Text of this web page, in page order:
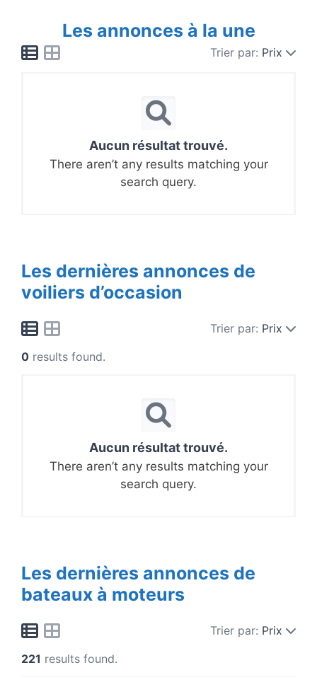
Les annonces à la une
Trier par: Prix
Aucun résultat trouvé.
There aren’t any results matching your
search query.
Les dernières annonces de
voiliers d’occasion
Trier par: Prix
0 results found.
Aucun résultat trouvé.
There aren’t any results matching your
search query.
Les dernières annonces de
bateaux à moteurs
Trier par: Prix
221 results found.